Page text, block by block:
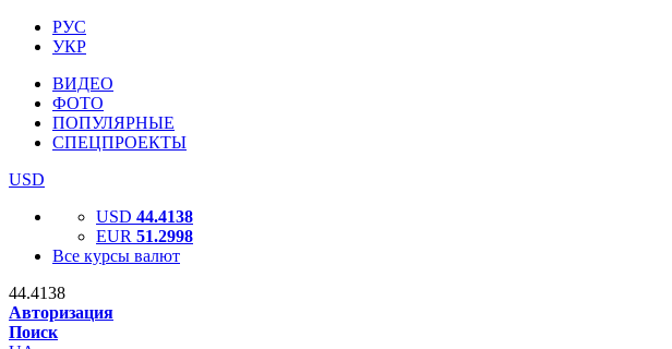
РУС
УКР
ВИДЕО
ФОТО
ПОПУЛЯРНЫЕ
СПЕЦПРОЕКТЫ
USD
USD 44.4138
EUR 51.2998
Все курсы валют
44.4138
Авторизация
Поиск